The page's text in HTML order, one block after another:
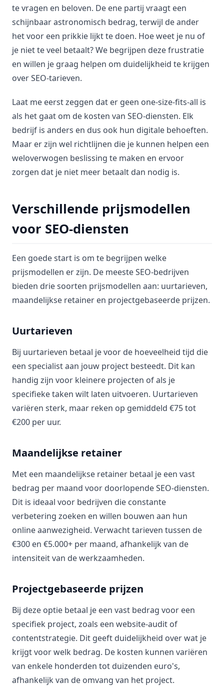
te vragen en beloven. De ene partij vraagt een
schijnbaar astronomisch bedrag, terwijl de ander
het voor een prikkie lijkt te doen. Hoe weet je nu of
je niet te veel betaalt? We begrijpen deze frustratie
en willen je graag helpen om duidelijkheid te krijgen
over SEO-tarieven.
Laat me eerst zeggen dat er geen one-size-fits-all is
als het gaat om de kosten van SEO-diensten. Elk
bedrijf is anders en dus ook hun digitale behoeften.
Maar er zijn wel richtlijnen die je kunnen helpen een
weloverwogen beslissing te maken en ervoor
zorgen dat je niet meer betaalt dan nodig is.
Verschillende prijsmodellen
voor SEO-diensten
Een goede start is om te begrijpen welke
prijsmodellen er zijn. De meeste SEO-bedrijven
bieden drie soorten prijsmodellen aan: uurtarieven,
maandelijkse retainer en projectgebaseerde prijzen.
Uurtarieven
Bij uurtarieven betaal je voor de hoeveelheid tijd die
een specialist aan jouw project besteedt. Dit kan
handig zijn voor kleinere projecten of als je
specifieke taken wilt laten uitvoeren. Uurtarieven
variëren sterk, maar reken op gemiddeld €75 tot
€200 per uur.
Maandelijkse retainer
Met een maandelijkse retainer betaal je een vast
bedrag per maand voor doorlopende SEO-diensten.
Dit is ideaal voor bedrijven die constante
verbetering zoeken en willen bouwen aan hun
online aanwezigheid. Verwacht tarieven tussen de
€300 en €5.000+ per maand, afhankelijk van de
intensiteit van de werkzaamheden.
Projectgebaseerde prijzen
Bij deze optie betaal je een vast bedrag voor een
specifiek project, zoals een website-audit of
contentstrategie. Dit geeft duidelijkheid over wat je
krijgt voor welk bedrag. De kosten kunnen variëren
van enkele honderden tot duizenden euro's,
afhankelijk van de omvang van het project.